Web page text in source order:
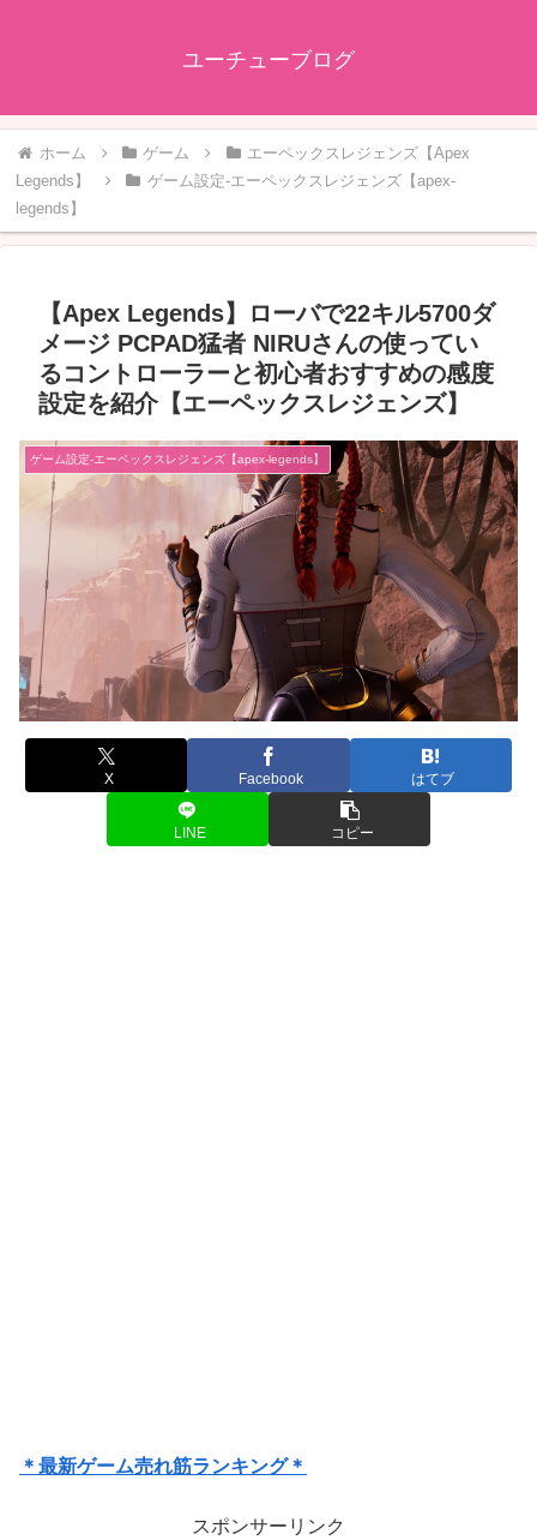
ユーチューブログ
ホーム ゲーム
エーペックスレジェンズ【Apex
Legends】
ゲーム設定-エーペックスレジェンズ【apex-
legends】
【Apex Legends】ローバで22キル5700ダ
メージ PCPAD猛者 NIRUさんの使ってい
るコントローラーと初心者おすすめの感度
設定を紹介【エーペックスレジェンズ】
ゲーム設定-エーペックスレジェンズ【apex-legends】
X Facebook はてブ
LINE コピー
＊最新ゲーム売れ筋ランキング＊
スポンサーリンク